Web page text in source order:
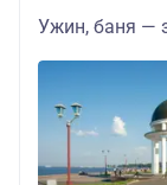
Ужин, баня —